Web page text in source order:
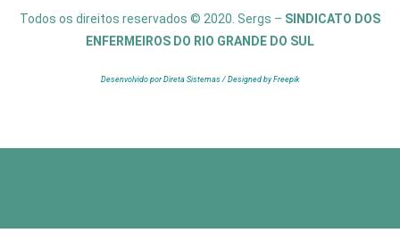
Todos os direitos reservados © 2020. Sergs – SINDICATO DOS
ENFERMEIROS DO RIO GRANDE DO SUL
Desenvolvido por Direta Sistemas / Designed by Freepik